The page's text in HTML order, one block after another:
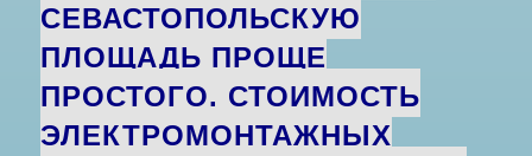
СЕВАСТОПОЛЬСКУЮ
ПЛОЩАДЬ ПРОЩЕ
ПРОСТОГО. СТОИМОСТЬ
ЭЛЕКТРОМОНТАЖНЫХ